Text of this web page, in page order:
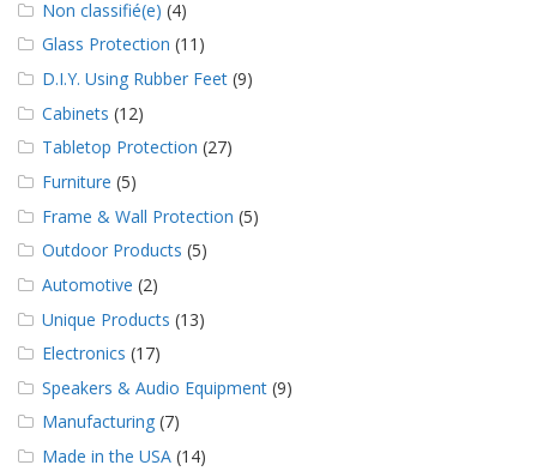
Non classifié(e) (4)
Glass Protection (11)
D.I.Y. Using Rubber Feet (9)
Cabinets (12)
Tabletop Protection (27)
Furniture (5)
Frame & Wall Protection (5)
Outdoor Products (5)
Automotive (2)
Unique Products (13)
Electronics (17)
Speakers & Audio Equipment (9)
Manufacturing (7)
Made in the USA (14)